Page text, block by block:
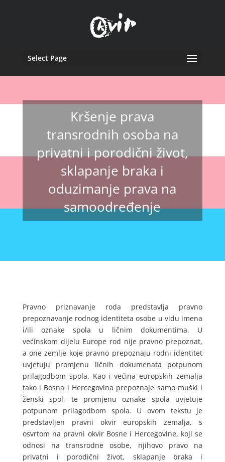
Select Page
Kršenje prava
transrodnih osoba na
privatni i porodični život,
sklapanje braka i
oduzimanje prava na
samoodređenje
Pravno priznavanje roda predstavlja pravno
prepoznavanje rodnog identiteta osobe u vidu imena
i/ili oznake spola u ličnim dokumentima. U
većinskom dijelu Europe rod nije pravno prepoznat,
a one zemlje koje pravno prepoznaju rodni identitet
uvjetuju promjenu ličnih dokumenata potpunom
prilagodbom spola. Kao i većina europskih zemalja
tako i Bosna i Hercegovina prepoznaje samo muški i
ženski spol, te promjenu oznake spola uvjetuje
potpunom prilagodbom spola. U ovom tekstu je
predstavljen pravni okvir europskih zemalja, s
osvrtom na pravni okvir Bosne i Hercegovine, koji se
odnosi na transrodne osobe, njihovo pravo na
privatni i porodični život, sklapanje braka i